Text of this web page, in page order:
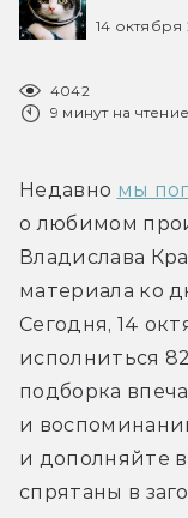
14 октября
4042
9 минут на чтение
Недавно мы
о любимом
Владислава
материала ко
Сегодня, 14
исполниться
подборка
и
и дополняйте
спрятаны в